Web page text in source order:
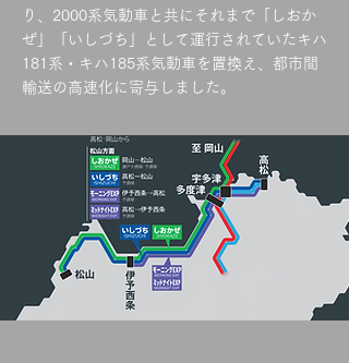
り、2000系気動車と共にそれまで「しおか
ぜ」「いしづち」として運行されていたキハ
181系・キハ185系気動車を置換え、都市間
輸送の高速化に寄与しました。